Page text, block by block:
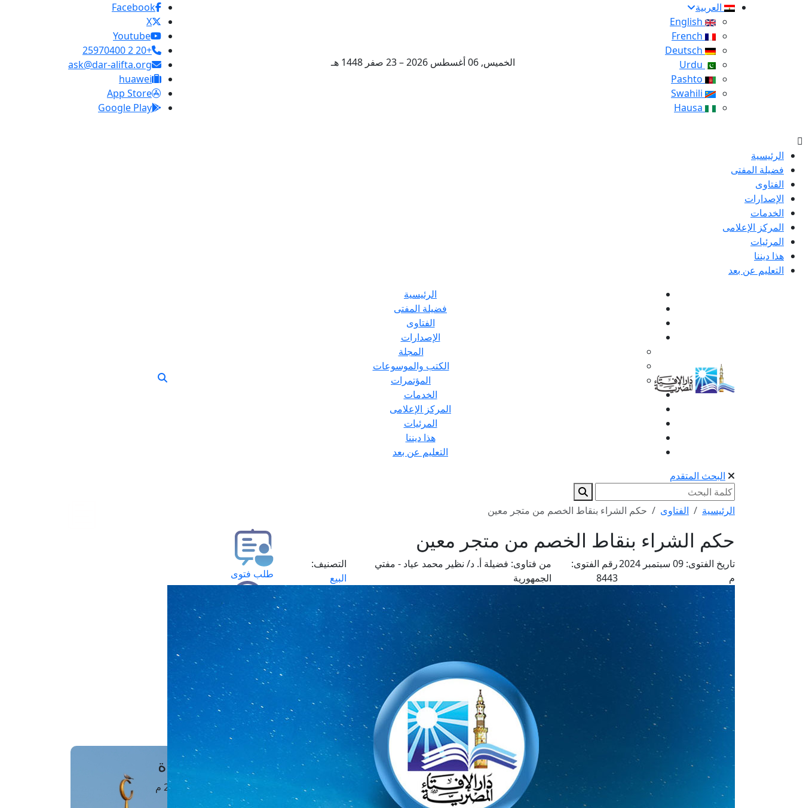
العربية
الخميس, 06 أغسطس 2026 – 23 صفر 1448 هـ
Facebook
X
Youtube
+20 2 25970400
ask@dar-alifta.org
huawei
App Store
Google Play
الرئيسية
فضيلة المفتى
الفتاوى
الإصدارات
الخدمات
المركز الإعلامى
المرئيات
هذا ديننا
التعليم عن بعد
الرئيسية
فضيلة المفتى
الفتاوى
الإصدارات
المجلة
الكتب والموسوعات
المؤتمرات
الخدمات
المركز الإعلامى
المرئيات
هذا ديننا
التعليم عن بعد
البحث المتقدم
الرئيسية الفتاوى حكم الشراء بنقاط الخصم من متجر معين
حكم الشراء بنقاط الخصم من متجر معين
تاريخ الفتوى:
09 سبتمبر 2024
م
رقم الفتوى:
8443
من فتاوى: فضيلة أ. د/ نظير محمد عياد - مفتي
الجمهورية
التصنيف:
البيع
طلب فتوى
استعلام عن فتوى
حجز موعد
الفتوى الهاتفية
مَواقِيتُ الصَّـــلاة
القاهرة · 06 أغسطس 2026 م